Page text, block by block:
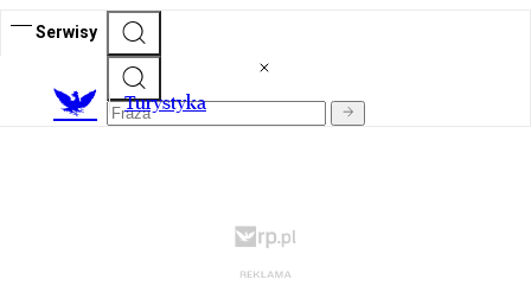
Serwisy
Turystyka